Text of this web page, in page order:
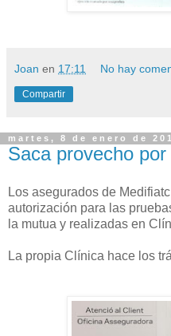
Joan en 17:11 No hay
Compartir
martes, 8 de enero de
Saca provecho
Los asegurados de
autorización para las
la mutua y realizadas en
La propia Clínica hace los